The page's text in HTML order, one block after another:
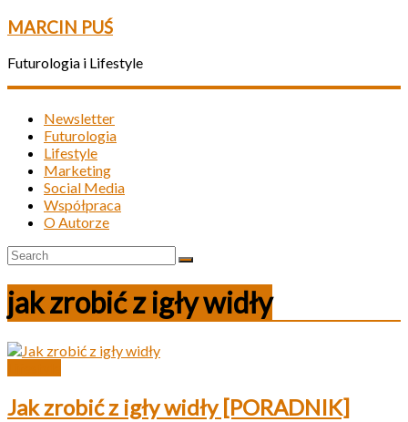
MARCIN PUŚ
Futurologia i Lifestyle
Newsletter
Futurologia
Lifestyle
Marketing
Social Media
Współpraca
O Autorze
jak zrobić z igły widły
Jak zrobić z igły widły [PORADNIK]